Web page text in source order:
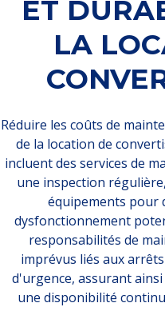
ET
LA
Réduire les coûts de
de la location de
incluent des services de
une inspection
équipements pour
dysfonctionnement
responsabilités de
imprévus liés aux
d'urgence, assurant
une disponibilité